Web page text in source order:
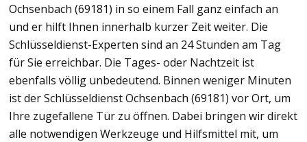
Ochsenbach (69181) in so einem Fall ganz einfach an
und er hilft Ihnen innerhalb kurzer Zeit weiter. Die
Schlüsseldienst-Experten sind an 24 Stunden am Tag
für Sie erreichbar. Die Tages- oder Nachtzeit ist
ebenfalls völlig unbedeutend. Binnen weniger Minuten
ist der Schlüsseldienst Ochsenbach (69181) vor Ort, um
Ihre zugefallene Tür zu öffnen. Dabei bringen wir direkt
alle notwendigen Werkzeuge und Hilfsmittel mit, um